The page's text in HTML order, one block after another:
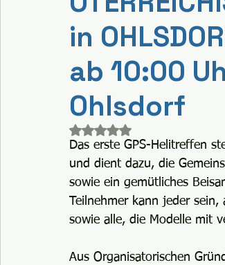
in
ab 10:00
Ohlsdorf
Mit NaN von 5 Sternen
Das erste GPS-Helitreffen
und dient dazu, die
sowie ein gemütliches
Teilnehmer kann jeder
sowie alle, die Modelle mit
Aus Organisatorischen